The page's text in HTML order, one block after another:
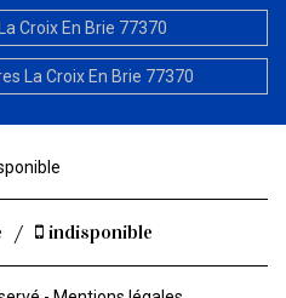
Croix En Brie 77370
La Croix En Brie 77370
/ indisponible